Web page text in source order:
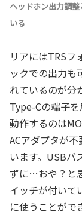
ヘッドホン出力調
いる
リアにはTRSフ
ックでの出力も
れているのが分
Type-Cの端子
動作するのは
ACアダプタが
います。USBバ
ずに…おや？と
イッチが付いて
に使うことがで